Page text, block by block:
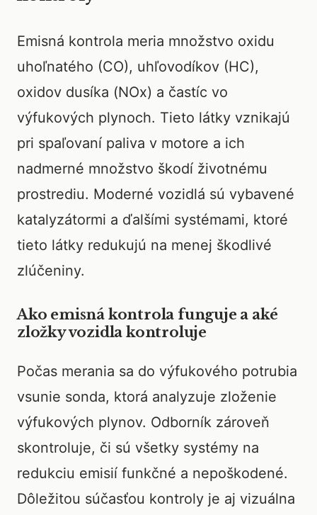
Emisná kontrola meria množstvo oxidu
uhoľnatého (CO), uhľovodíkov (HC),
oxidov dusíka (NOx) a častíc vo
výfukových plynoch. Tieto látky vznikajú
pri spaľovaní paliva v motore a ich
nadmerné množstvo škodí životnému
prostrediu. Moderné vozidlá sú vybavené
katalyzátormi a ďalšími systémami, ktoré
tieto látky redukujú na menej škodlivé
zlúčeniny.
Ako emisná kontrola funguje a aké
zložky vozidla kontroluje
Počas merania sa do výfukového potrubia
vsunie sonda, ktorá analyzuje zloženie
výfukových plynov. Odborník zároveň
skontroluje, či sú všetky systémy na
redukciu emisií funkčné a nepoškodené.
Dôležitou súčasťou kontroly je aj vizuálna